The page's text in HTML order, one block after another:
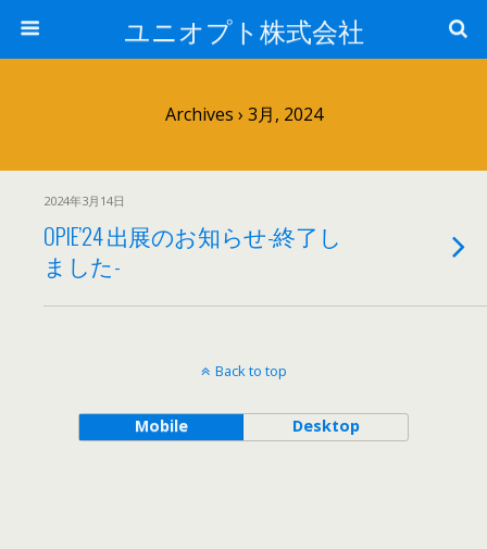
ユニオプト株式会社
Archives › 3月, 2024
2024年3月14日
OPIE’24 出展のお知らせ-終了し
ました-
Back to top
Mobile Desktop